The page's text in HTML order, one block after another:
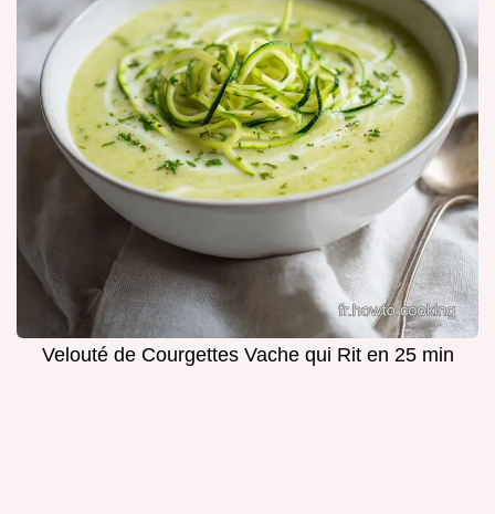
Velouté de Courgettes Vache qui Rit en 25 min